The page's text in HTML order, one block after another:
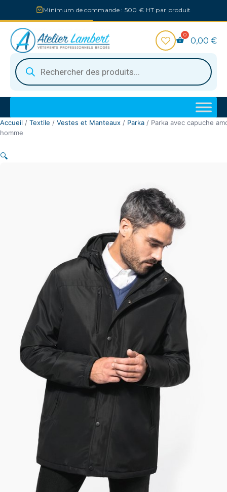
au
contenu
Minimum de commande : 500 € HT par produit
Recherche
de
produits
0,00 €
Accueil / Textile / Vestes et Manteaux / Parka / Parka avec capuche
homme
🔍